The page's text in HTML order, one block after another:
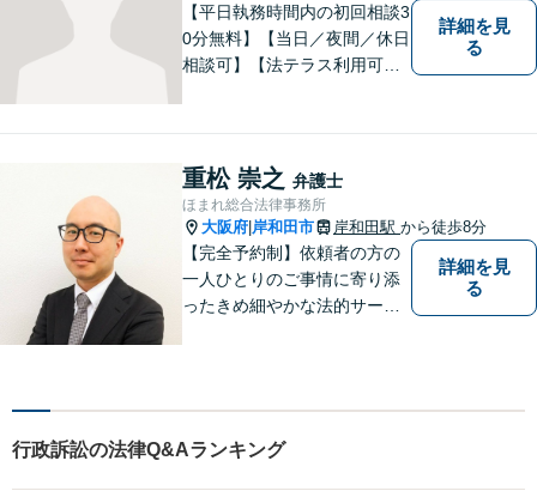
【平日執務時間内の初回相談3
0分無料】【当日／夜間／休日
相談可】【法テラス利用可】
詳細を見
る
重松 崇之 弁護士
ほまれ総合法律事務所
大阪府 岸和田市 岸和田駅 から徒歩8分
【完全予約制】依頼者の方の
一人ひとりのご事情に寄り添
ったきめ細やかな法的サービ
分無料です。
詳細を見
る
行政訴訟の法律Q&Aランキング